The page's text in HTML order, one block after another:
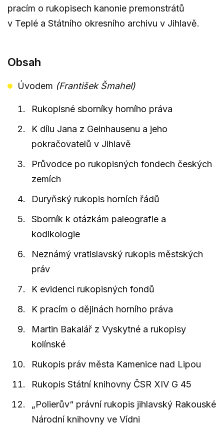
pracím o rukopisech kanonie premonstrátů
v Teplé a Státního okresního archivu v Jihlavě.
Obsah
Úvodem (František Šmahel)
Rukopisné sborníky horního práva
K dílu Jana z Gelnhausenu a jeho
pokračovatelů v Jihlavě
Průvodce po rukopisných fondech českých
zemích
Duryňský rukopis horních řádů
Sborník k otázkám paleografie a
kodikologie
Neznámý vratislavský rukopis městských
práv
K evidenci rukopisných fondů
K pracím o dějinách horního práva
Martin Bakalář z Vyskytné a rukopisy
kolínské
Rukopis práv města Kamenice nad Lipou
Rukopis Státní knihovny ČSR XIV G 45
„Polierův“ právní rukopis jihlavský Rakouské
Národní knihovny ve Vídni